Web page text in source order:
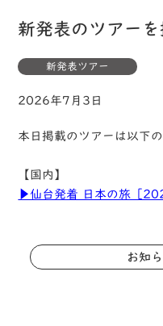
新発表のツアーを
新発表ツアー
2026年7月3日
本日掲載のツアーは以下の
【国内】
▶仙台発着 日本の旅［
お知